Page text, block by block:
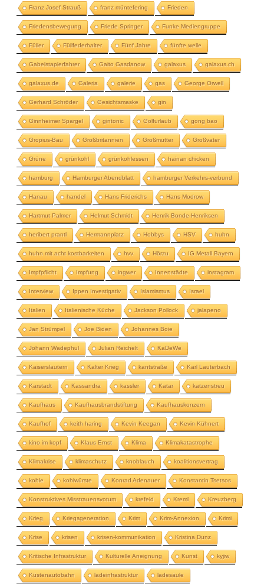
Franz Josef Strauß franz müntefering Frieden
Friedensbewegung Friede Springer Funke Mediengruppe
Füller Füllfederhalter Fünf Jahre fünfte welle
Gabelstaplerfahrer Gaito Gasdanow galaxus galaxus.ch
galaxus.de Galeria galerie gas George Orwell
Gerhard Schröder Gesichtsmaske gin
Ginnheimer Spargel gintonic Golfurlaub gong bao
Gropius-Bau Großbritannien Großmutter Großvater
Grüne grünkohl grünkohlessen hainan chicken
hamburg Hamburger Abendblatt hamburger Verkehrs-verbund
Hanau handel Hans Friderichs Hans Modrow
Hartmut Palmer Helmut Schmidt Henrik Bonde-Henriksen
heribert prantl Hermannplatz Hobbys HSV huhn
huhn mit acht kostbarkeiten hvv Hörzu IG Metall Bayern
Impfpflicht Impfung ingwer Innenstädte instagram
Interview Ippen Investigativ Islamismus Israel
Italien Italienische Küche Jackson Pollock jalapeno
Jan Strümpel Joe Biden Johannes Boie
Johann Wadephul Julian Reichelt KaDeWe
Kaiserslautern Kalter Krieg kantstraße Karl Lauterbach
Karstadt Kassandra kassler Katar katzenstreu
Kaufhaus Kaufhausbrandstiftung Kaufhauskonzern
Kaufhof keith haring Kevin Keegan Kevin Kühnert
kino im kopf Klaus Ernst Klima Klimakatastrophe
Klimakrise klimaschutz knoblauch koalitionsvertrag
kohle kohlwürste Konrad Adenauer Konstantin Tsetsos
Konstruktives Misstrauensvotum krefeld Kreml Kreuzberg
Krieg Kriegsgeneration Krim Krim-Annexion Krimi
Krise krisen krisen-kommunikation Kristina Dunz
Kritische Infrastruktur Kulturelle Aneignung Kunst kyjiw
Küstenautobahn ladeinfrastruktur ladesäule